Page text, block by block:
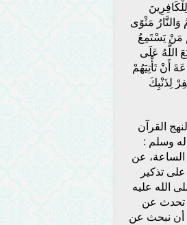
وَالنَّارُ مَثْوًى
مَنْ يَسْتَمِعُ
اللَّهُ عَلَى
أَنْ تَأْتِيَهُمْ
لِذَنْبِكَ
القرآن
وسلم :
عن
تذكير
الله عليه
تحدث عن
أن نبحث عن